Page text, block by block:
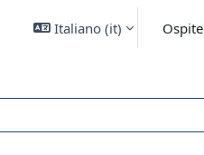
Italiano ‎(it)‎ Ospite